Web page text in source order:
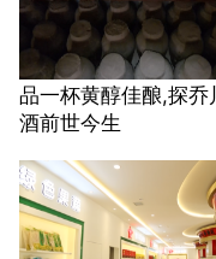
品一杯黄醇佳酿,探乔
酒前世今生